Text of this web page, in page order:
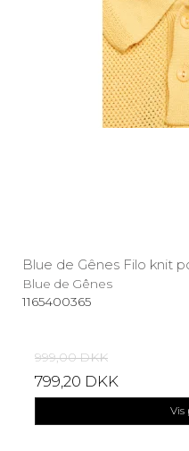
Blue de Gênes Filo knit
Blue de Gênes
1165400365
999,00 DKK
799,20 DKK
Vis